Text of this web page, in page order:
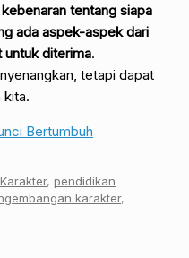
tentang siapa
ada aspek-aspek dari
untuk diterima.
tetapi dapat
kita.
Bertumbuh
Karakter, pendidikan
karakter,